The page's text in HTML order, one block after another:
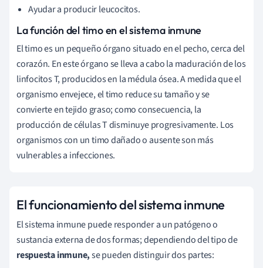
Ayudar a producir leucocitos.
La función del timo en el sistema inmune
El timo es un pequeño órgano situado en el pecho, cerca del
corazón. En este órgano se lleva a cabo la maduración de los
linfocitos T, producidos en la médula ósea. A medida que el
organismo envejece, el timo reduce su tamaño y se
convierte en tejido graso; como consecuencia, la
producción de células T disminuye progresivamente. Los
organismos con un timo dañado o ausente son más
vulnerables a infecciones.
El funcionamiento del sistema inmune
El sistema inmune puede responder a un patógeno o
sustancia externa de dos formas; dependiendo del tipo de
respuesta inmune,se pueden distinguirdos partes: